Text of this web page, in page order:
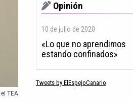
TEA
Opinión
10 de julio de 2020
«Lo que no aprendimos
estando confinados»
Tweets by ElEspejoCanario